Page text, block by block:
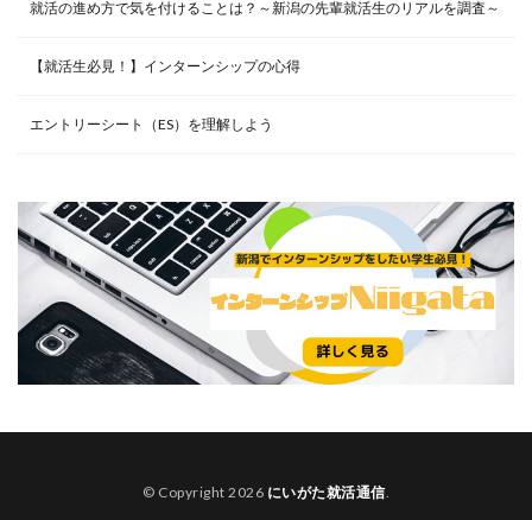
就活の進め方で気を付けることは？～新潟の先輩就活生のリアルを調査～
【就活生必見！】インターンシップの心得
エントリーシート（ES）を理解しよう
© Copyright 2026 にいがた就活通信.